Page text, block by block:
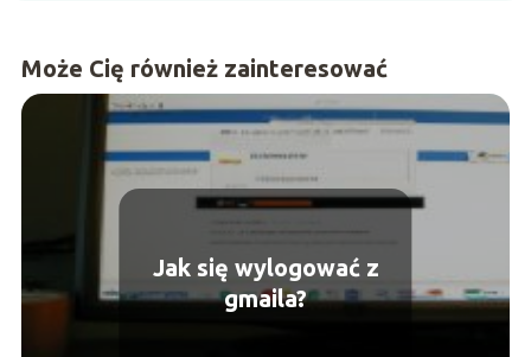
Może Cię również zainteresować
Jak się wylogować z
gmaila?